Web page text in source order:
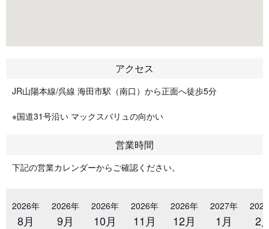
アクセス
JR山陽本線/呉線 海田市駅（南口）から正面へ徒歩5分
※国道31号沿い マックスバリュの向かい
営業時間
下記の営業カレンダーからご確認ください。
2026年
8月
2026年
9月
2026年
10月
2026年
11月
2026年
12月
2027年
1月 2